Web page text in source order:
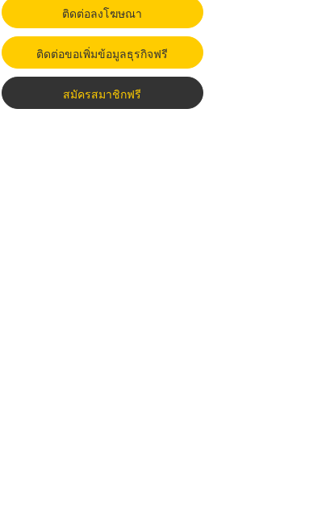
ติดต่อลงโฆษณา
ติดต่อขอเพิ่มข้อมูลธุรกิจฟรี
สมัครสมาชิกฟรี